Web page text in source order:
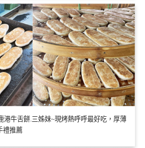
港牛舌餅.三姊妹~現烤熱呼呼最好吃，厚薄
禮推薦